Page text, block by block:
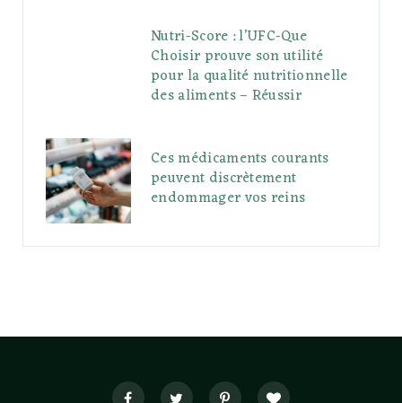
Nutri-Score : l’UFC-Que
Choisir prouve son utilité
pour la qualité nutritionnelle
des aliments – Réussir
Ces médicaments courants
peuvent discrètement
endommager vos reins